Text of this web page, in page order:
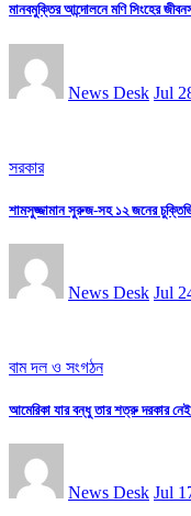
মানবমুক্তির আন্দোলনে মণি সিংহের
News Desk Jul
সরকার
শামসুজ্জামান সুরুজ-সহ ১২ জনের
News Desk Jul
বাম দল ও সংগঠন
আমেরিকা যার বন্ধু তার শত্রু দরকার নেই:
News Desk Jul